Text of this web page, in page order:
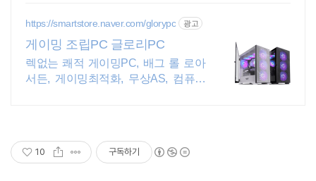
https://smartstore.naver.com/glorypc 광고
게이밍 조립PC 글로리PC
렉없는 쾌적 게이밍PC, 배그 롤 로아
서든, 게이밍최적화, 무상AS, 컴퓨터
10 구독하기